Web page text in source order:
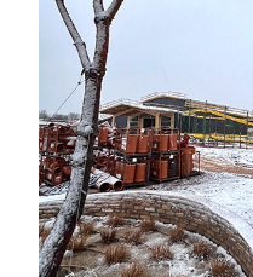
FREIZEIT
Veranstaltungen
Essen & Trinken
Sport
ERDBEEREN
URLAUB